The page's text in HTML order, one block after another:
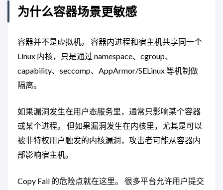
为什么容器场景更敏感
容器并不是虚拟机。 容器内进程和宿主机共享同一个
Linux 内核，只是通过 namespace、cgroup、
capability、seccomp、AppArmor/SELinux 等机制做
隔离。
如果漏洞发生在用户态服务里，通常只影响某个容器
或某个进程。 但如果漏洞发生在内核里，尤其是可以
被非特权用户触发的内核漏洞，攻击者可能从容器内
部影响宿主机。
Copy Fail 的危险点就在这里。 很多平台允许用户提交